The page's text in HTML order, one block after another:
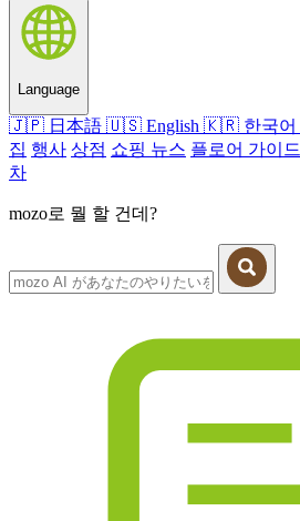
Language
🇯🇵 日本語 🇺🇸 English 🇰🇷 한국어
집 행사 상점 쇼핑 뉴스 플로어 가이드
차
mozo로 뭘 할 건데?